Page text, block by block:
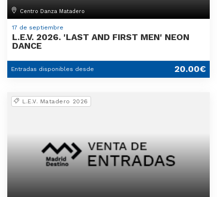
Centro Danza Matadero
17 de septiembre
L.E.V. 2026. 'LAST AND FIRST MEN' NEON
DANCE
Entradas disponibles desde 20.00€
L.E.V. Matadero 2026